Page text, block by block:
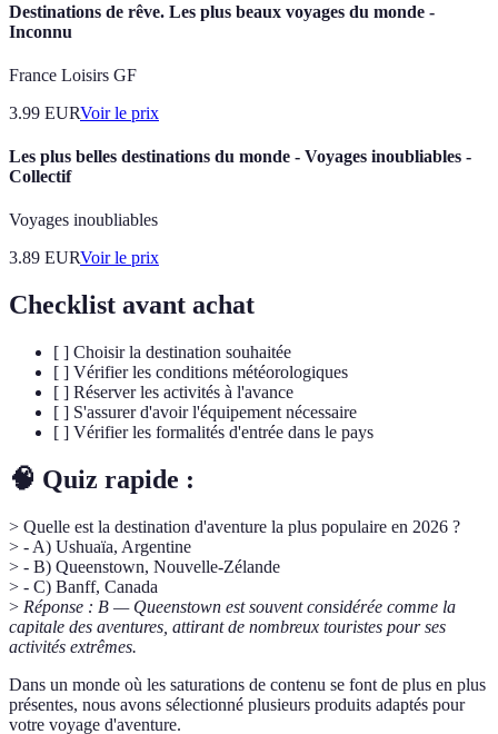
Destinations de rêve. Les plus beaux voyages du monde -
Inconnu
France Loisirs GF
3.99 EURVoir le prix
Les plus belles destinations du monde - Voyages inoubliables -
Collectif
Voyages inoubliables
3.89 EURVoir le prix
Checklist avant achat
[ ] Choisir la destination souhaitée
[ ] Vérifier les conditions météorologiques
[ ] Réserver les activités à l'avance
[ ] S'assurer d'avoir l'équipement nécessaire
[ ] Vérifier les formalités d'entrée dans le pays
🧠 Quiz rapide :
> Quelle est la destination d'aventure la plus populaire en 2026 ?
> - A) Ushuaïa, Argentine
> - B) Queenstown, Nouvelle-Zélande
> - C) Banff, Canada
> Réponse : B — Queenstown est souvent considérée comme la
capitale des aventures, attirant de nombreux touristes pour ses
activités extrêmes.
Dans un monde où les saturations de contenu se font de plus en plus
présentes, nous avons sélectionné plusieurs produits adaptés pour
votre voyage d'aventure.